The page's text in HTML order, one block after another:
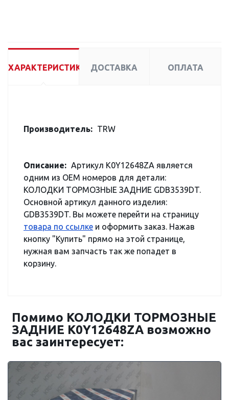
ХАРАКТЕРИСТИКИ ДОСТАВКА ОПЛАТА
Производитель: TRW
Описание: Артикул K0Y12648ZA является
одним из OEM номеров для детали:
КОЛОДКИ ТОРМОЗНЫЕ ЗАДНИЕ GDB3539DT.
Основной артикул данного изделия:
GDB3539DT. Вы можете перейти на страницу
товара по ссылке и оформить заказ. Нажав
кнопку "Купить" прямо на этой странице,
нужная вам запчасть так же попадет в
корзину.
Помимо КОЛОДКИ ТОРМОЗНЫЕ
ЗАДНИЕ K0Y12648ZA возможно
вас заинтересует: